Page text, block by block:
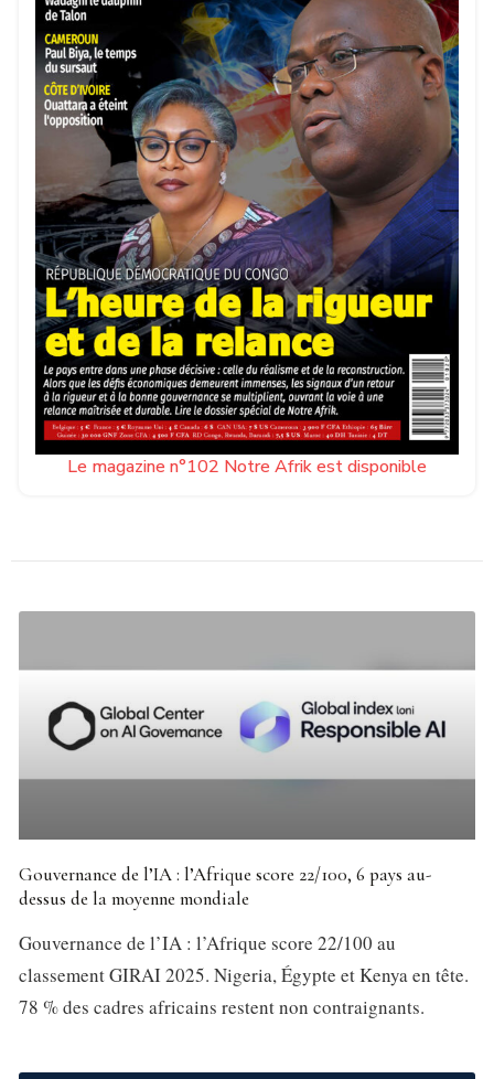
Le magazine n°102 Notre Afrik est disponible
Gouvernance de l’IA : l’Afrique score 22/100, 6 pays au-
dessus de la moyenne mondiale
Gouvernance de l’IA : l’Afrique score 22/100 au
classement GIRAI 2025. Nigeria, Égypte et Kenya en tête.
78 % des cadres africains restent non contraignants.